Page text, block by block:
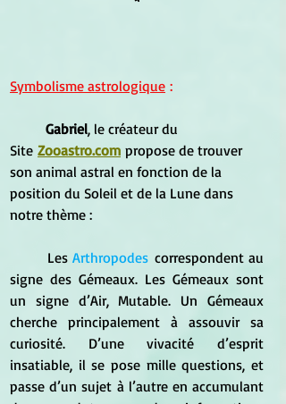
Symbolisme astrologique :
Gabriel, le créateur du
Site Zooastro.com propose de trouver
son animal astral en fonction de la
position du Soleil et de la Lune dans
notre thème :
	Les
Arthropodes correspondent au
signe des Gémeaux. Les Gémeaux sont
un signe d’Air, Mutable. Un Gémeaux
cherche principalement à assouvir sa
curiosité. D’une vivacité d’esprit
insatiable, il se pose mille questions, et
passe d’un sujet à l’autre en accumulant